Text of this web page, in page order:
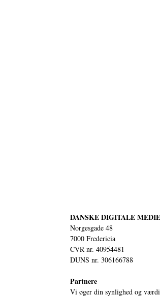
DANSKE DIGITALE
Norgesgade 48
7000 Fredericia
CVR nr. 40954481
DUNS nr. 306166788
Partnere
Vi øger din synlighed og